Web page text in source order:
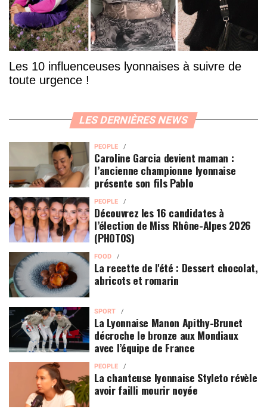
Les 10 influenceuses lyonnaises à suivre de
toute urgence !
LES DERNIÈRES NEWS
PEOPLE
Caroline Garcia devient maman :
l’ancienne championne lyonnaise
présente son fils Pablo
PEOPLE
Découvrez les 16 candidates à
l’élection de Miss Rhône-Alpes 2026
(PHOTOS)
FOOD
La recette de l'été : Dessert chocolat,
abricots et romarin
SPORT
La Lyonnaise Manon Apithy-Brunet
décroche le bronze aux Mondiaux
avec l’équipe de France
PEOPLE
La chanteuse lyonnaise Styleto révèle
avoir failli mourir noyée